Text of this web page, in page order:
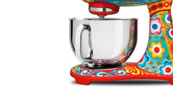
DODAJ U KOŠARICU